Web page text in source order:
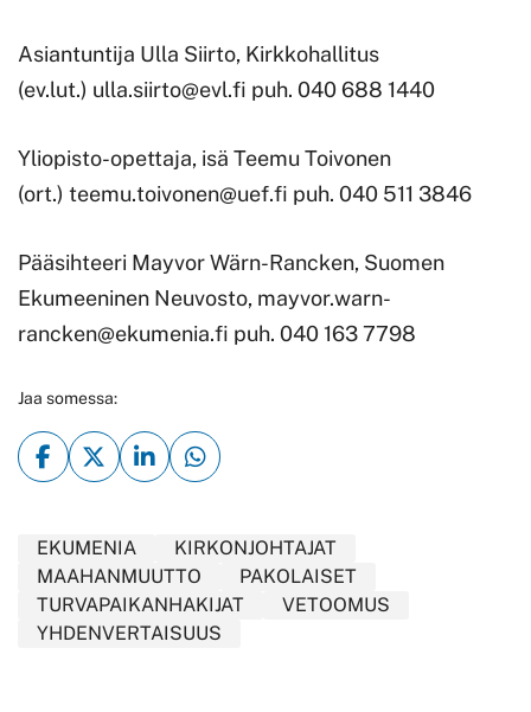
Asiantuntija Ulla Siirto, Kirkkohallitus
(ev.lut.) ulla.siirto@evl.fi puh. 040 688 1440
Yliopisto-opettaja, isä Teemu Toivonen
(ort.) teemu.toivonen@uef.fi puh. 040 511 3846
Pääsihteeri Mayvor Wärn-Rancken, Suomen
Ekumeeninen Neuvosto, mayvor.warn-
rancken@ekumenia.fi puh. 040 163 7798
Jaa somessa:
EKUMENIA
KIRKONJOHTAJAT
MAAHANMUUTTO
PAKOLAISET
TURVAPAIKANHAKIJAT
VETOOMUS
YHDENVERTAISUUS